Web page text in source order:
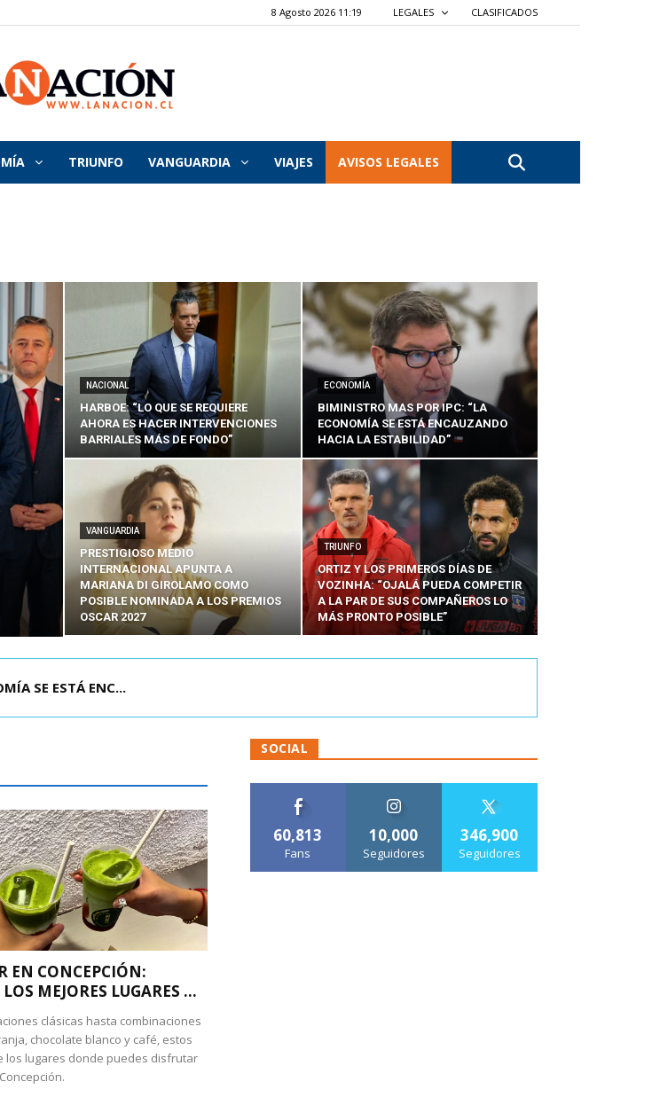
8 Agosto 2026 11:19 LEGALES CLASIFICADOS
La
Nación
TRIUNFO VANGUARDIA VIAJES AVISOS LEGALES
NACIONAL
HARBOE: “LO QUE SE REQUIERE
AHORA ES HACER INTERVENCIONES
BARRIALES MÁS DE FONDO”
ECONOMÍA
BIMINISTRO MAS POR IPC: “LA
ECONOMÍA SE ESTÁ ENCAUZANDO
HACIA LA ESTABILIDAD”
VANGUARDIA
PRESTIGIOSO MEDIO
INTERNACIONAL APUNTA A
MARIANA DI GIROLAMO COMO
POSIBLE NOMINADA A LOS PREMIOS
OSCAR 2027
TRIUNFO
ORTIZ Y LOS PRIMEROS DÍAS DE
VOZINHA: “OJALÁ PUEDA COMPETIR
A LA PAR DE SUS COMPAÑEROS LO
MÁS PRONTO POSIBLE”
SE ESTÁ ENC...
EN CONCEPCIÓN:
LOS MEJORES LUGARES ...
clásicas hasta combinaciones
chocolate blanco y café, estos
los lugares donde puedes disfrutar
SOCIAL
60,813
Fans
10,000
Seguidores
346,900
Seguidores